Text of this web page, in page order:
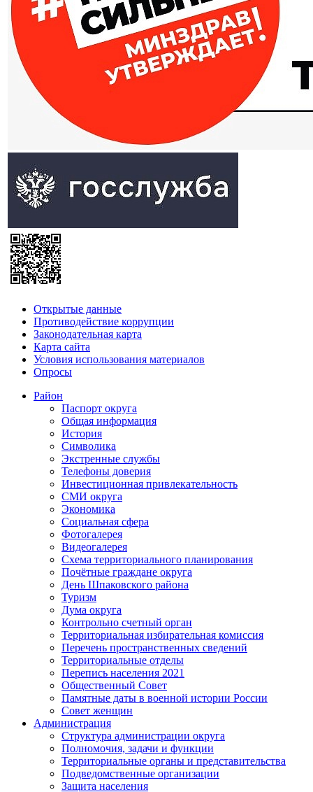
Открытые данные
Противодействие коррупции
Законодательная карта
Карта сайта
Условия использования материалов
Опросы
Район
Паспорт округа
Общая информация
История
Символика
Экстренные службы
Телефоны доверия
Инвестиционная привлекательность
СМИ округа
Экономика
Социальная сфера
Фотогалерея
Видеогалерея
Схема территориального планирования
Почётные граждане округа
День Шпаковского района
Туризм
Дума округа
Контрольно счетный орган
Территориальная избирательная комиссия
Перечень пространственных сведений
Территориальные отделы
Перепись населения 2021
Общественный Совет
Памятные даты в военной истории России
Совет женщин
Администрация
Структура администрации округа
Полномочия, задачи и функции
Территориальные органы и представительства
Подведомственные организации
Защита населения